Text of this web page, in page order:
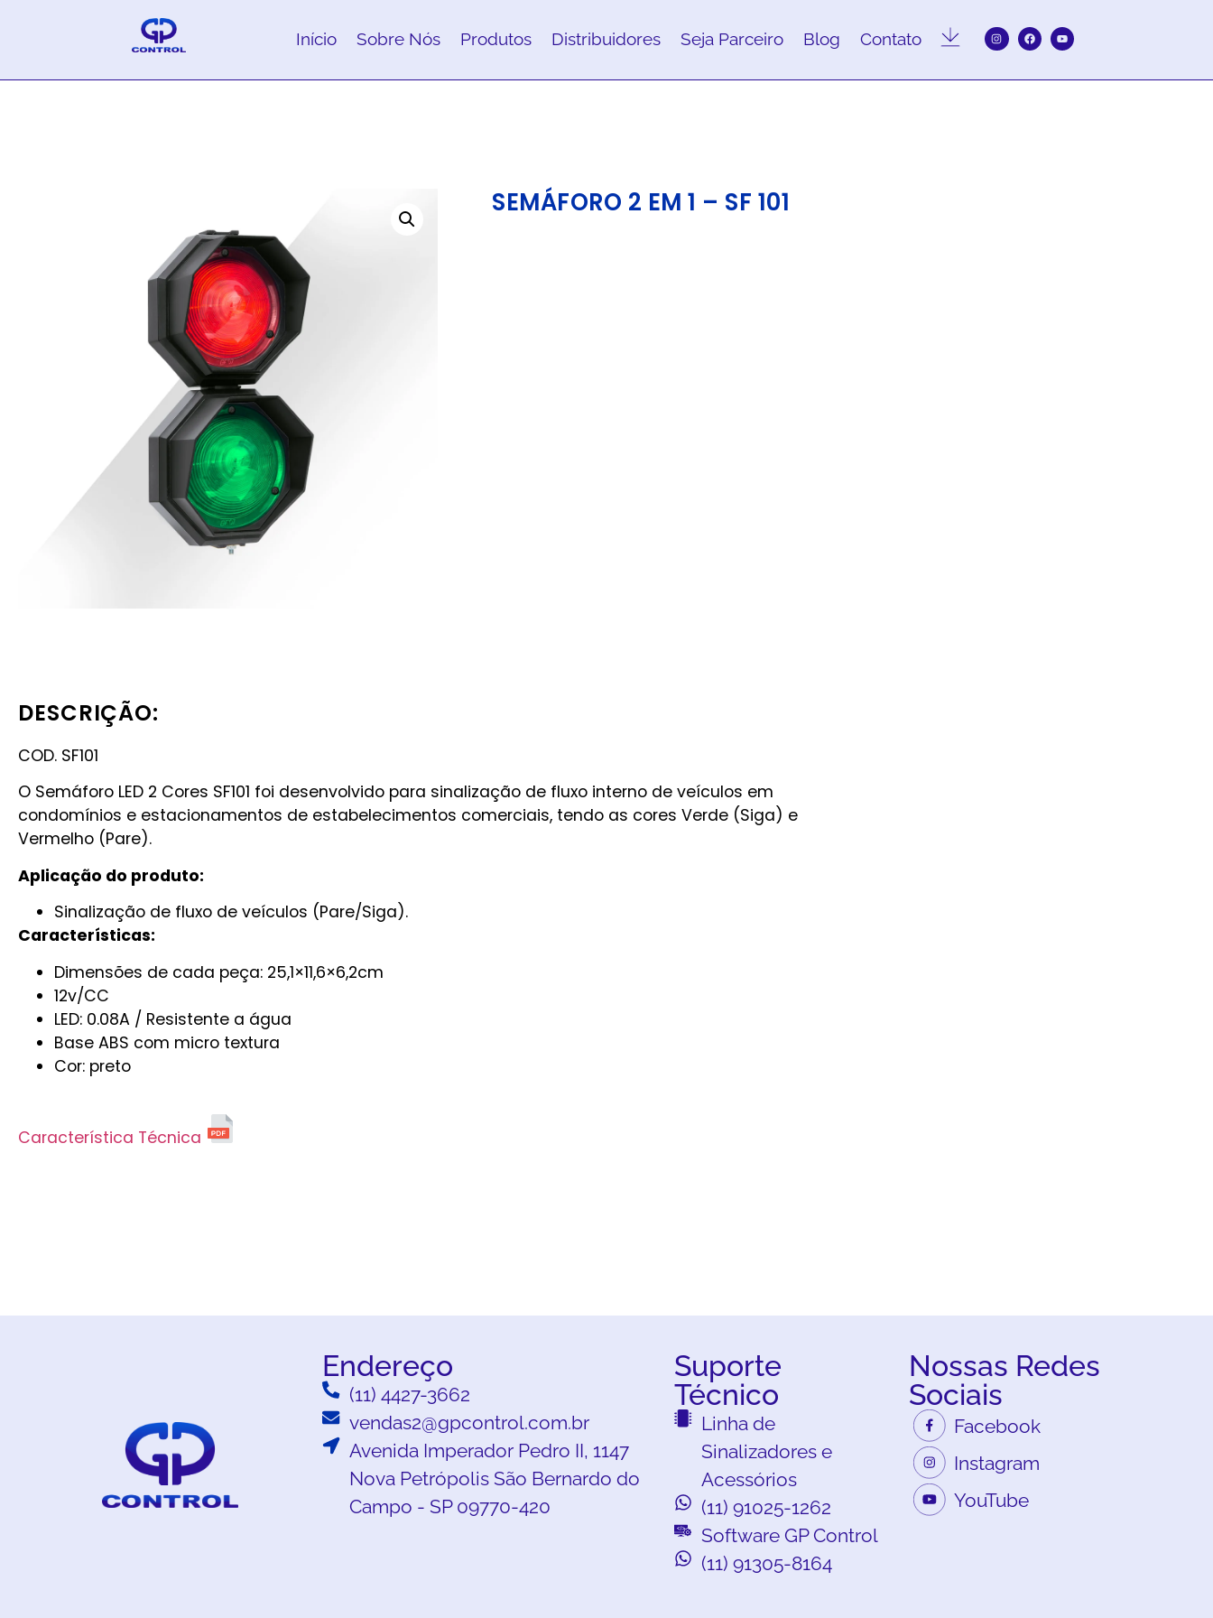
Início Sobre Nós Produtos Distribuidores Seja Parceiro Blog Contato
SEMÁFORO 2 EM 1 – SF 101
DESCRIÇÃO:
COD. SF101
O Semáforo LED 2 Cores SF101 foi desenvolvido para sinalização de fluxo interno de veículos em
condomínios e estacionamentos de estabelecimentos comerciais, tendo as cores Verde (Siga) e
Vermelho (Pare).
Aplicação do produto:
Sinalização de fluxo de veículos (Pare/Siga).
Características:
Dimensões de cada peça: 25,1×11,6×6,2cm
12v/CC
LED: 0.08A / Resistente a água
Base ABS com micro textura
Cor: preto
Característica Técnica
Endereço
(11) 4427-3662
vendas2@gpcontrol.com.br
Avenida Imperador Pedro II, 1147
Nova Petrópolis São Bernardo do
Campo - SP 09770-420
Suporte
Técnico
Linha de
Sinalizadores e
Acessórios
(11) 91025-1262
Software GP Control
(11) 91305-8164
Nossas Redes
Sociais
Facebook
Instagram
YouTube